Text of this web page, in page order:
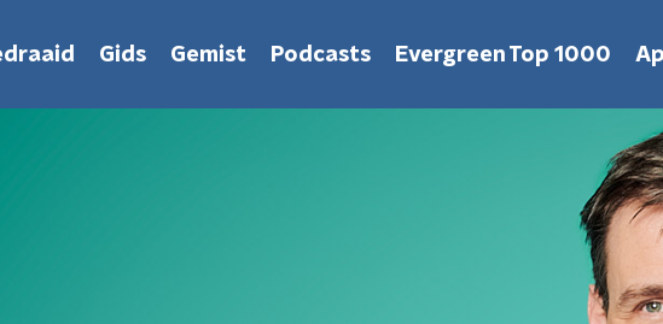
Gids Gemist Podcasts Evergreen Top 1000